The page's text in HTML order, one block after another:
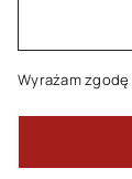
Wyrażam zgodę